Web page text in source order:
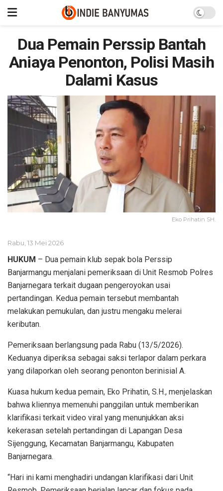
Dua Pemain Perssip Bantah
Aniaya Penonton, Polisi Masih
Dalami Kasus
Eko Prihatin SH.
Rabu, 13 Mei 2026
HUKUM – Dua pemain klub sepak bola Perssip
Banjarmangu menjalani pemeriksaan di Unit Resmob Polres
Banjarnegara terkait dugaan pengeroyokan usai
pertandingan. Kedua pemain tersebut membantah
melakukan pemukulan, dan justru mengaku melerai
keributan.
Pemeriksaan berlangsung pada Rabu (13/5/2026).
Keduanya diperiksa sebagai saksi terlapor dalam perkara
yang dilaporkan oleh seorang penonton berinisial A.
Kuasa hukum kedua pemain, Eko Prihatin, S.H., menjelaskan
bahwa kliennya memenuhi panggilan untuk memberikan
klarifikasi terkait video viral yang menunjukkan aksi
kekerasan setelah pertandingan di Lapangan Desa
Sijenggung, Kecamatan Banjarmangu, Kabupaten
Banjarnegara.
“Hari ini kami menghadiri undangan klarifikasi dari Unit